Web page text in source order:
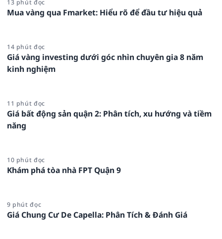
13 phút đọc
Mua vàng qua Fmarket: Hiểu rõ để đầu tư hiệu quả
14 phút đọc
Giá vàng investing dưới góc nhìn chuyên gia 8 năm
kinh nghiệm
11 phút đọc
Giá bất động sản quận 2: Phân tích, xu hướng và tiềm
năng
10 phút đọc
Khám phá tòa nhà FPT Quận 9
9 phút đọc
Giá Chung Cư De Capella: Phân Tích & Đánh Giá